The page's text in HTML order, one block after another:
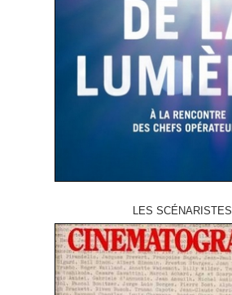
LES SCÉNARISTES